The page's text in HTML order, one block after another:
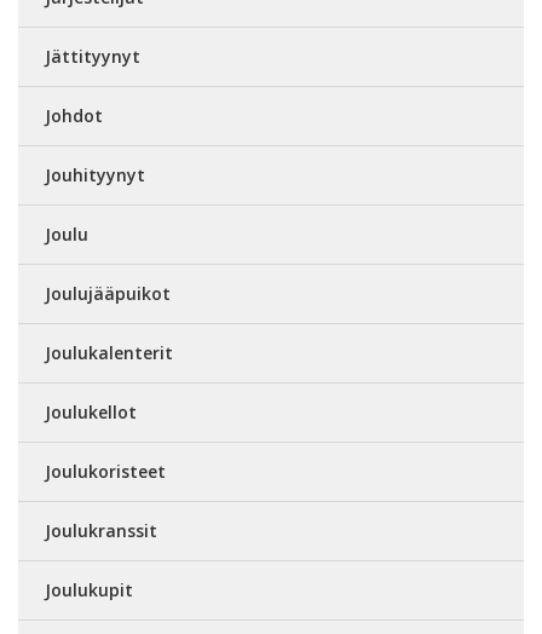
Jättityynyt
Johdot
Jouhityynyt
Joulu
Joulujääpuikot
Joulukalenterit
Joulukellot
Joulukoristeet
Joulukranssit
Joulukupit